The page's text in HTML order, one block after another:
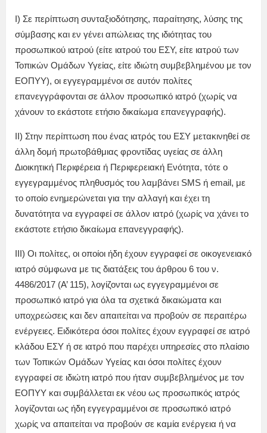
Ι) Σε περίπτωση συνταξιοδότησης, παραίτησης, λύσης της
σύμβασης και εν γένει απώλειας της ιδιότητας του
προσωπικού ιατρού (είτε ιατρού του ΕΣΥ, είτε ιατρού των
Τοπικών Ομάδων Υγείας, είτε ιδιώτη συμβεβλημένου με τον
ΕΟΠΥΥ), οι εγγεγραμμένοι σε αυτόν πολίτες
επανεγγράφονται σε άλλον προσωπικό ιατρό (χωρίς να
χάνουν το εκάστοτε ετήσιο δικαίωμα επανεγγραφής).
ΙΙ) Στην περίπτωση που ένας ιατρός του ΕΣΥ μετακινηθεί σε
άλλη δομή πρωτοβάθμιας φροντίδας υγείας σε άλλη
Διοικητική Περιφέρεια ή Περιφερειακή Ενότητα, τότε ο
εγγεγραμμένος πληθυσμός του λαμβάνει SMS ή email, με
το οποίο ενημερώνεται για την αλλαγή και έχει τη
δυνατότητα να εγγραφεί σε άλλον ιατρό (χωρίς να χάνει το
εκάστοτε ετήσιο δικαίωμα επανεγγραφής).
ΙΙΙ) Οι πολίτες, οι οποίοι ήδη έχουν εγγραφεί σε οικογενειακό
ιατρό σύμφωνα με τις διατάξεις του άρθρου 6 του ν.
4486/2017 (Α’ 115), λογίζονται ως εγγεγραμμένοι σε
προσωπικό ιατρό για όλα τα σχετικά δικαιώματα και
υποχρεώσεις και δεν απαιτείται να προβούν σε περαιτέρω
ενέργειες. Ειδικότερα όσοι πολίτες έχουν εγγραφεί σε ιατρό
κλάδου ΕΣΥ ή σε ιατρό που παρέχει υπηρεσίες στο πλαίσιο
των Τοπικών Ομάδων Υγείας και όσοι πολίτες έχουν
εγγραφεί σε ιδιώτη ιατρό που ήταν συμβεβλημένος με τον
ΕΟΠΥΥ και συμβάλλεται εκ νέου ως προσωπικός ιατρός
λογίζονται ως ήδη εγγεγραμμένοι σε προσωπικό ιατρό
χωρίς να απαιτείται να προβούν σε καμία ενέργεια ή να